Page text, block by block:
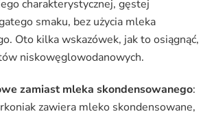
charakterystycznej, gęstej
smaku, bez użycia mleka
Oto kilka wskazówek, jak to osiągnąć,
niskowęglowodanowych.
zamiast mleka skondensowanego:
zawiera mleko skondensowane,